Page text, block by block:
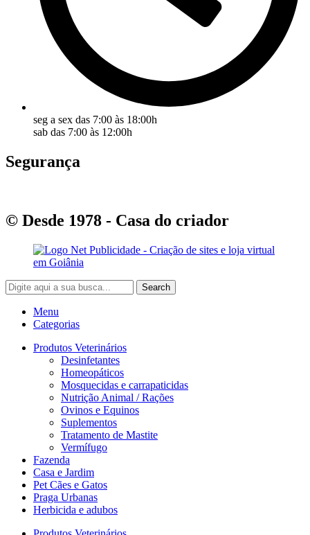
seg a sex das 7:00 às 18:00h
sab das 7:00 às 12:00h
Segurança
© Desde 1978 - Casa do criador
Search
Menu
Categorias
Produtos Veterinários
Desinfetantes
Homeopáticos
Mosquecidas e carrapaticidas
Nutrição Animal / Rações
Ovinos e Equinos
Suplementos
Tratamento de Mastite
Vermífugo
Fazenda
Casa e Jardim
Pet Cães e Gatos
Praga Urbanas
Herbicida e adubos